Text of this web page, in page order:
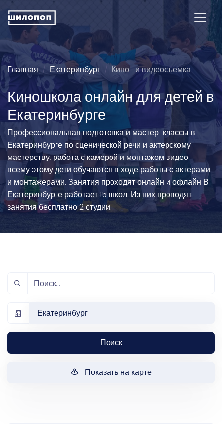
Главная Екатеринбург Кино- и видеосъемка
Киношкола онлайн для детей в
Екатеринбурге
Профессиональная подготовка и мастер-классы в
Екатеринбурге по сценической речи и актерскому
мастерству, работа с камерой и монтажом видео —
всему этому дети обучаются в ходе работы с актерами
и монтажерами. Занятия проходят онлайн и офлайн В
Екатеринбурге работает 15 школ. Из них проводят
занятия бесплатно 2 студии.
Екатеринбург
Поиск
Показать на карте